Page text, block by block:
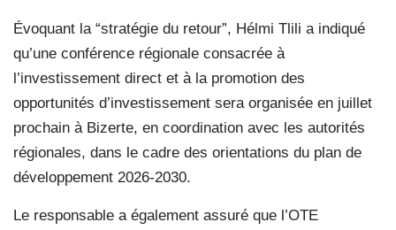
Évoquant la “stratégie du retour”, Hélmi Tlili a indiqué
qu’une conférence régionale consacrée à
l’investissement direct et à la promotion des
opportunités d’investissement sera organisée en juillet
prochain à Bizerte, en coordination avec les autorités
régionales, dans le cadre des orientations du plan de
développement 2026-2030.
Le responsable a également assuré que l’OTE